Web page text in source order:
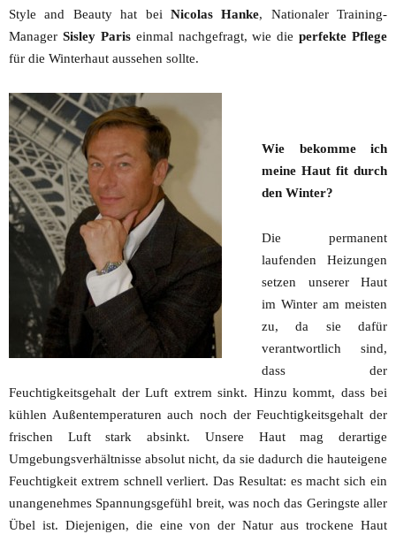
Style and Beauty hat bei Nicolas Hanke, Nationaler Training-
Manager Sisley Pariseinmal nachgefragt, wie dieperfekte Pflege
für die Winterhaut aussehen sollte.
Wie bekomme ich
meine Haut fit durch
den Winter?
Die permanent
laufenden Heizungen
setzen unserer Haut
im Winter am meisten
zu, da sie dafür
verantwortlich sind,
dass der
Feuchtigkeitsgehalt der Luft extrem sinkt. Hinzu kommt, dass bei
kühlen Außentemperaturen auch noch der Feuchtigkeitsgehalt der
frischen Luft stark absinkt. Unsere Haut mag derartige
Umgebungsverhältnisse absolut nicht, da sie dadurch die hauteigene
Feuchtigkeit extrem schnell verliert. Das Resultat: es macht sich ein
unangenehmes Spannungsgefühl breit, was noch das Geringste aller
Übel ist. Diejenigen, die eine von der Natur aus trockene Haut